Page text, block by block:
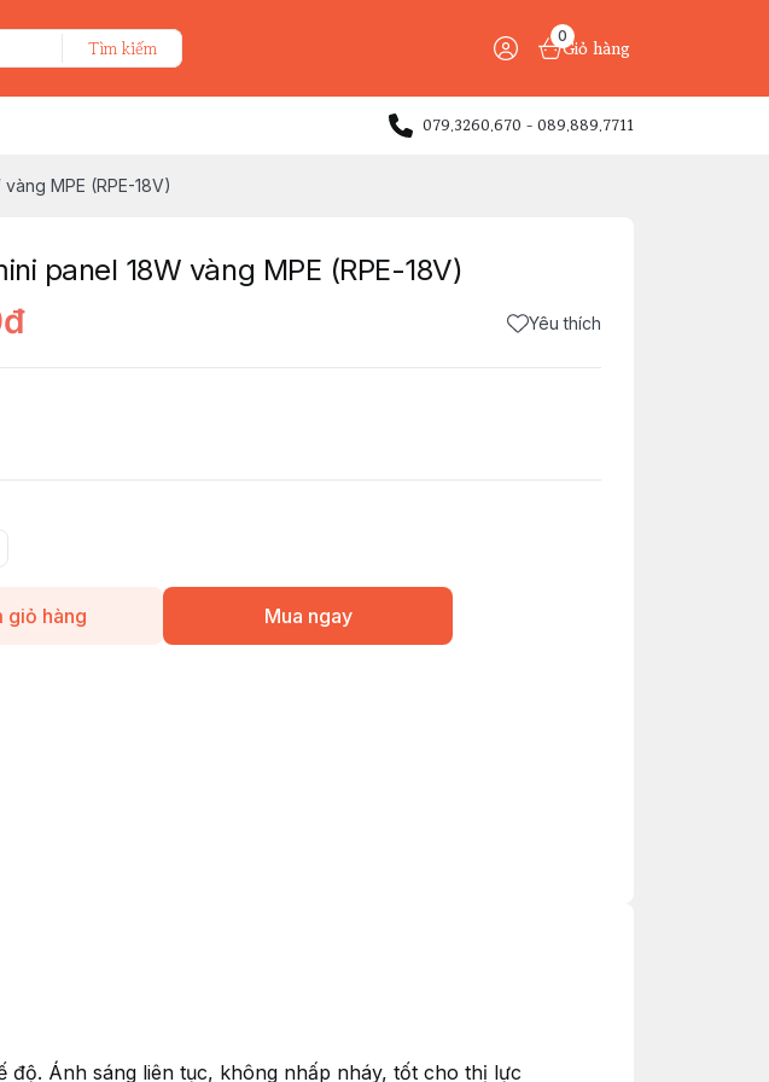
Tìm kiếm
0
Giỏ hàng
079.3260.670 - 089.889.7711
MPE (RPE-18V)
panel 18W vàng MPE (RPE-18V)
Yêu thích
giỏ hàng Mua ngay
Ánh sáng liên tục, không nhấp nháy, tốt cho thị lực